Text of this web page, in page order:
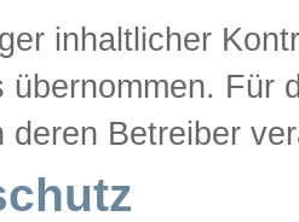
inhaltlicher
übernommen. Für
deren Betreiber